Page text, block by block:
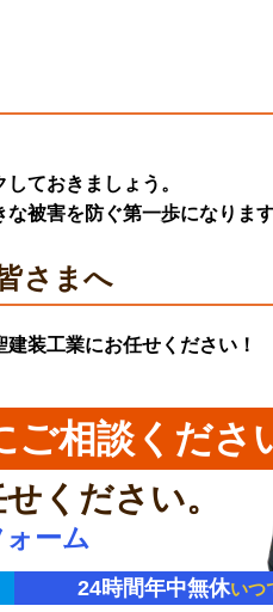
ておきましょう。
な被害を防ぐ第一歩になります
さまへ
建装工業にお任せください！
ご相談くださ
ください。
ォーム
24時間年中無休いつ